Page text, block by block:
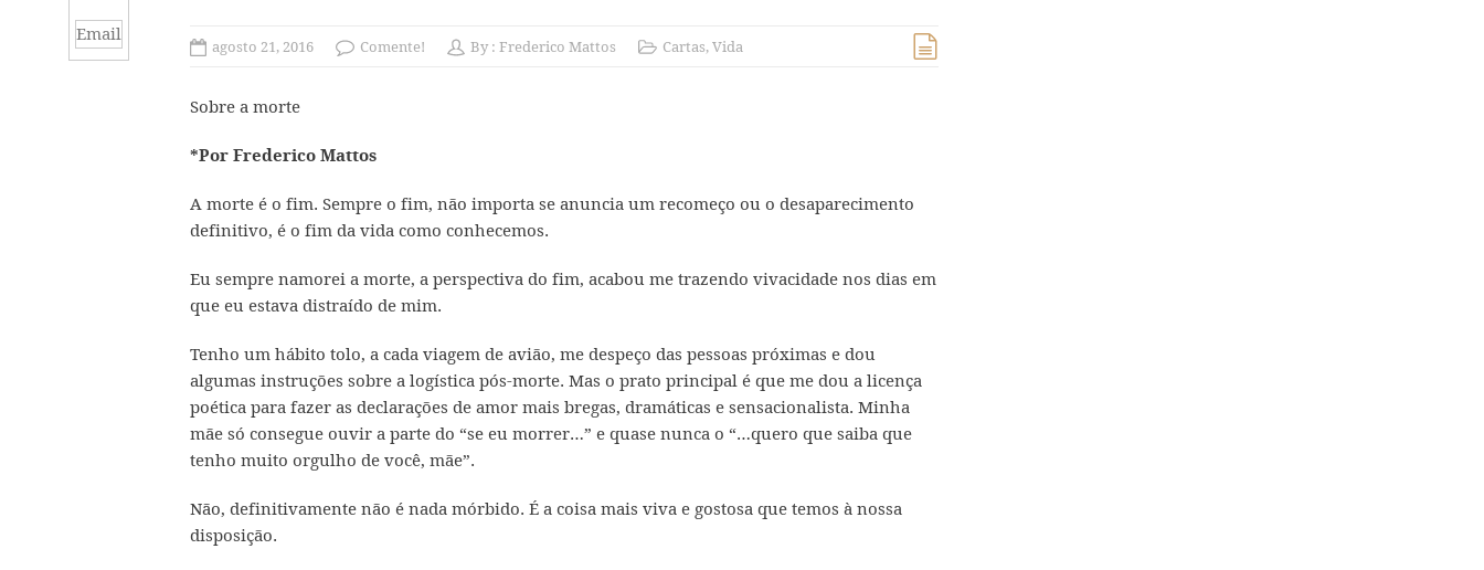
agosto 21, 2016 Comente! By : Frederico Mattos Cartas,Vida
Sobre a morte
*Por Frederico Mattos
A morte é o fim. Sempre o fim, não importa se anuncia um recomeço ou o desaparecimento
definitivo, é o fim da vida como conhecemos.
Eu sempre namorei a morte, a perspectiva do fim, acabou me trazendo vivacidade nos dias em
que eu estava distraído de mim.
Tenho um hábito tolo, a cada viagem de avião, me despeço das pessoas próximas e dou
algumas instruções sobre a logística pós-morte. Mas o prato principal é que me dou a licença
poética para fazer as declarações de amor mais bregas, dramáticas e sensacionalista. Minha
mãe só consegue ouvir a parte do “se eu morrer…” e quase nunca o “…quero que saiba que
tenho muito orgulho de você, mãe”.
Não, definitivamente não é nada mórbido. É a coisa mais viva e gostosa que temos à nossa
disposição.
Email